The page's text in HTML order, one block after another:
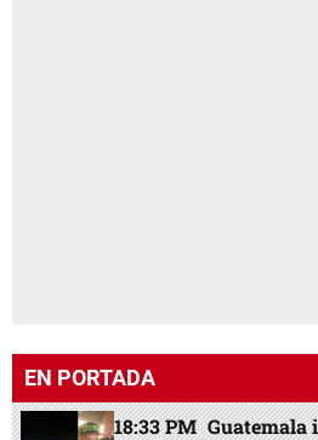
EN PORTADA
18:33 PM Guatemala